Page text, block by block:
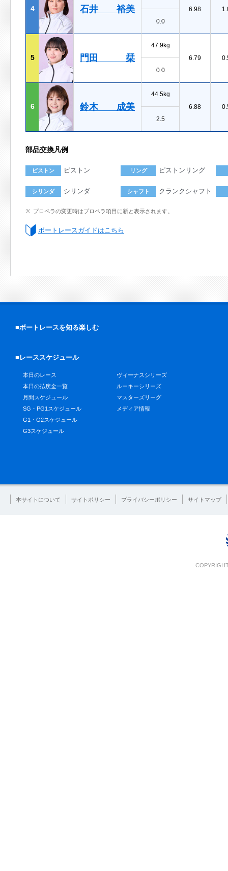
4 石井 裕美
6.98
0.0
5 門田 栞
47.9kg
6.79
0.0
6 鈴木 成美
44.5kg
6.88
2.5
部品交換凡例
ピストン ピストン リング ピストンリング
シリンダ シリンダ シャフト クランクシャフト
プロペラの変更時はプロペラ項目に新と表示されます。
ボートレースガイドはこちら
■ボートレースを知る楽しむ
■レーススケジュール
本日のレース
本日の払戻金一覧
月間スケジュール
SG・PG1スケジュール
G1・G2スケジュール
G3スケジュール
ヴィーナスシリーズ
ルーキーシリーズ
マスターズリーグ
メディア情報
本サイトについて サイトポリシー プライバシーポリシー サイトマップ